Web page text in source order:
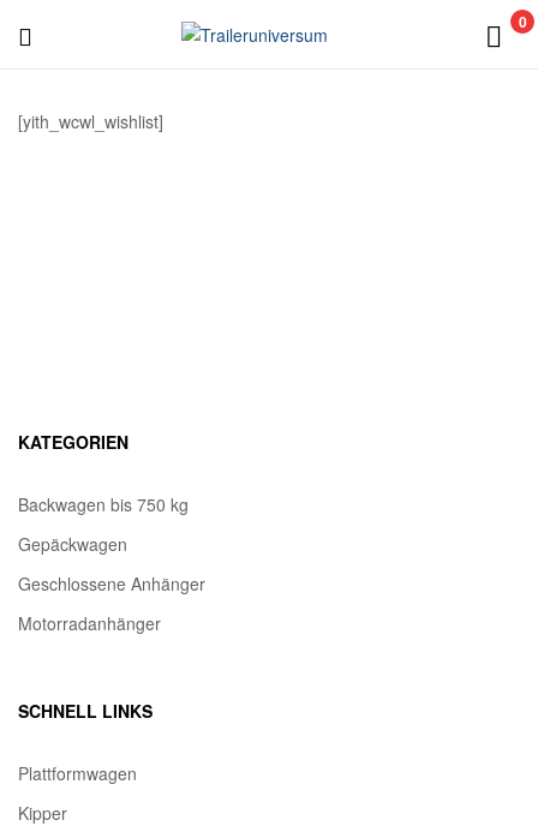
0
[yith_wcwl_wishlist]
KATEGORIEN
Backwagen bis 750 kg
Gepäckwagen
Geschlossene Anhänger
Motorradanhänger
SCHNELL LINKS
Plattformwagen
Kipper